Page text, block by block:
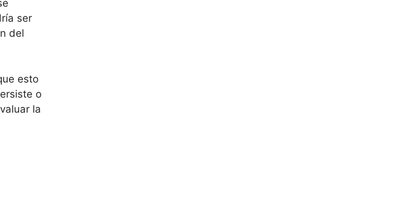
ser
del
esto
o
la